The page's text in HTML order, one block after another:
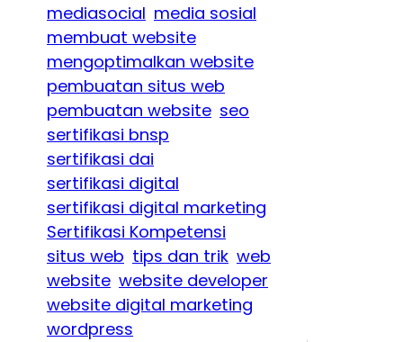
mediasocial media sosial
membuat website
mengoptimalkan website
pembuatan situs web
pembuatan website seo
sertifikasi bnsp
sertifikasi dai
sertifikasi digital
sertifikasi digital marketing
Sertifikasi Kompetensi
situs web tips dan trik web
website website developer
website digital marketing
wordpress